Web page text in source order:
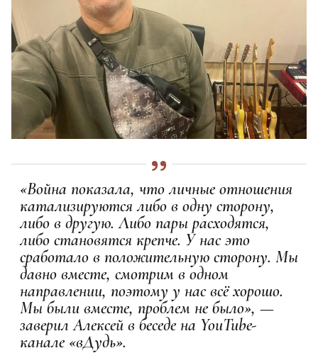
«Война показала, что личные отношения
катализируются либо в одну сторону,
либо в другую. Либо пары расходятся,
либо становятся крепче. У нас это
сработало в положительную сторону. Мы
давно вместе, смотрим в одном
направлении, поэтому у нас всё хорошо.
Мы были вместе, проблем не было», —
заверил Алексей в беседе на YouTube-
канале «вДудь».